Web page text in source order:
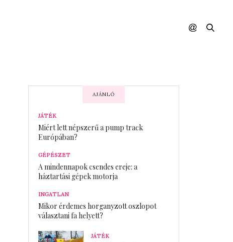
AJÁNLÓ
JÁTÉK
Miért lett népszerű a pump track
Európában?
GÉPÉSZET
A mindennapok csendes ereje: a
háztartási gépek motorja
INGATLAN
Mikor érdemes horganyzott oszlopot
választani fa helyett?
JÁTÉK